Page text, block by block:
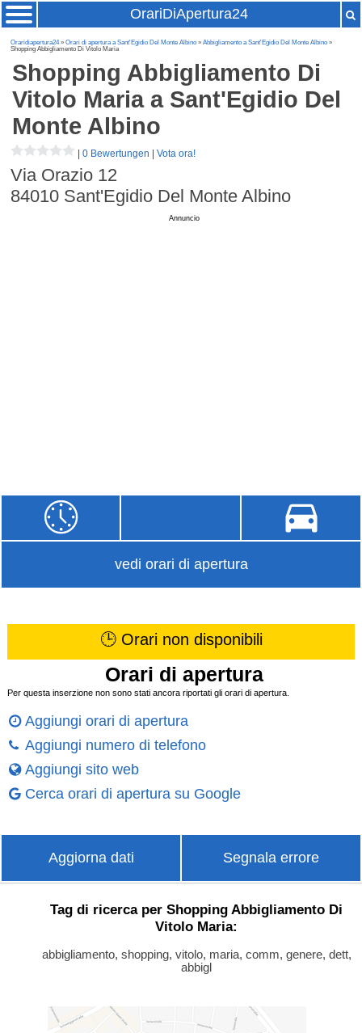
OrariDiApertura24
Oraridiapertura24»Orari di apertura a Sant'Egidio Del Monte Albino »Abbigliamento a Sant'Egidio Del Monte Albino »
Shopping Abbigliamento Di Vitolo Maria
Shopping Abbigliamento Di
Vitolo Mariaa Sant'Egidio Del
Monte Albino
|0 Bewertungen |Vota ora!
Via Orazio 12
84010 Sant'Egidio Del Monte Albino
Annuncio
vedi orari di apertura
🕒 Orari non disponibili
Orari di apertura
Per questa inserzione non sono stati ancora riportati gli orari di apertura.
Aggiungi orari di apertura
Aggiungi numero di telefono
Aggiungi sito web
Cerca orari di apertura su Google
Aggiorna dati Segnala errore
Tag di ricerca per Shopping Abbigliamento Di
Vitolo Maria:
abbigliamento, shopping, vitolo, maria, comm, genere, dett,
abbigl